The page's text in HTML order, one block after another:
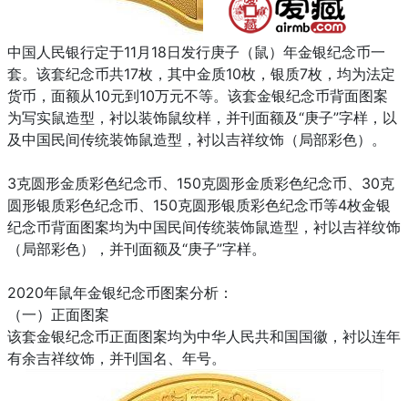
中国人民银行定于11月18日发行庚子（鼠）年金银纪念币一
套。该套纪念币共17枚，其中金质10枚，银质7枚，均为法定
货币，面额从10元到10万元不等。该套金银纪念币背面图案
为写实鼠造型，衬以装饰鼠纹样，并刊面额及“庚子”字样，以
及中国民间传统装饰鼠造型，衬以吉祥纹饰（局部彩色）。
3克圆形金质彩色纪念币、150克圆形金质彩色纪念币、30克
圆形银质彩色纪念币、150克圆形银质彩色纪念币等4枚金银
纪念币背面图案均为中国民间传统装饰鼠造型，衬以吉祥纹饰
（局部彩色），并刊面额及“庚子”字样。
2020年鼠年金银纪念币图案分析：
（一）正面图案
该套金银纪念币正面图案均为中华人民共和国国徽，衬以连年
有余吉祥纹饰，并刊国名、年号。